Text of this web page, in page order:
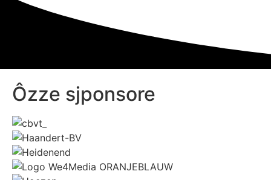
Ôzze sjponsore